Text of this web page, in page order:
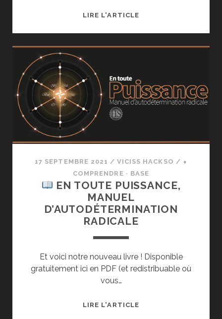
LIRE L'ARTICLEQUELQUES
ANTI-
L’ÉCOLE/
17 SEPTEMBRE 2021 /VICISS HACKSO / ⬧
COMPRENDRE · BASE
EN TOUTE PUISSANCE,
MANUEL
D’AUTODÉTERMINATION
RADICALE
Et voici notre nouveau livre ! Disponible
gratuitement ici en PDF (et redistribuable où
vous…
LIRE L'ARTICLE